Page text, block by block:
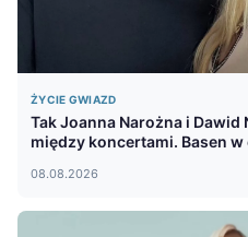
ŻYCIE GWIAZD
Tak Joanna Narożna i
między koncertami. Basen
08.08.2026